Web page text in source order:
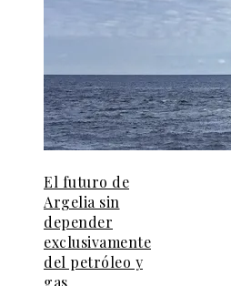
El futuro de
Argelia sin
depender
exclusivamente
del petróleo y
gas